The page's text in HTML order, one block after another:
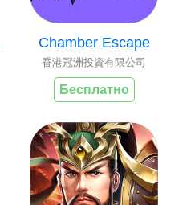
Chamber Escape
香港冠洲投資有限公司
Бесплатно